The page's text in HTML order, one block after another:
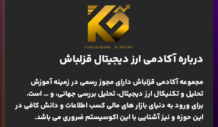
درباره آکادمی ارز دیجیتال قزلباش
مجموعه آکادمی قزلباش دارای مجوز رسمی در زمینهآموزش
تحلیل و تکنیکال ارز دیجیتال، تحلیل بررسی جهانی، و … است.
برای ورود به دنیای بازار های مالی کسب اطلاعات و دانش کافی در
این حوزه و نیز آشنایی با این اکوسیستم ضروری می باشد.